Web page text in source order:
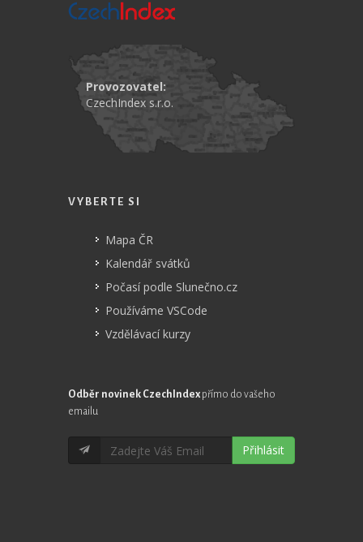
Provozovatel:
CzechIndex s.r.o.
VYBERTE SI
Mapa ČR
Kalendář svátků
Počasí podle Slunečno.cz
Používáme VSCode
Vzdělávací kurzy
Odběr novinek CzechIndex přímo do vašeho
emailu
Přihlásit